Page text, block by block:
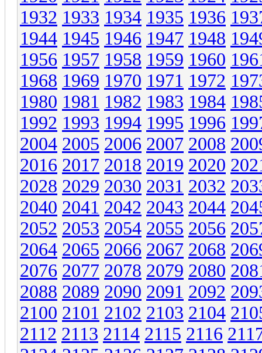
1932 1933 1934 1935 1936
1944 1945 1946 1947 1948
1956 1957 1958 1959 1960
1968 1969 1970 1971 1972
1980 1981 1982 1983 1984
1992 1993 1994 1995 1996
2004 2005 2006 2007 2008
2016 2017 2018 2019 2020
2028 2029 2030 2031 2032
2040 2041 2042 2043 2044
2052 2053 2054 2055 2056
2064 2065 2066 2067 2068
2076 2077 2078 2079 2080
2088 2089 2090 2091 2092
2100 2101 2102 2103 2104
2112 2113 2114 2115 2116